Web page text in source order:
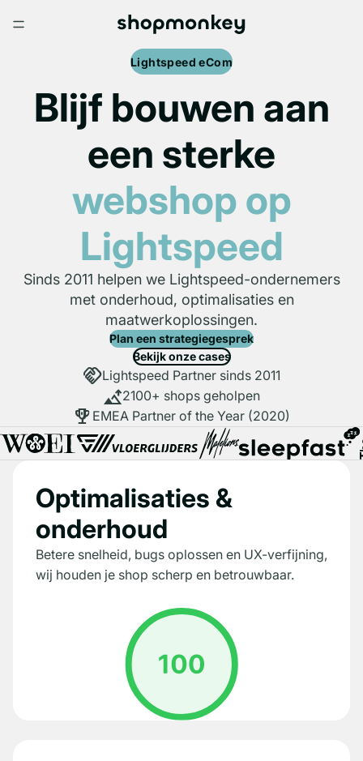
Lightspeed eCom
Blijf bouwen aan
een sterke
webshop op
Lightspeed
Sinds 2011 helpen we Lightspeed-ondernemers
met onderhoud, optimalisaties en
maatwerkoplossingen.
Plan een strategiegesprek
Bekijk onze cases
handshakeLightspeed Partner sinds 2011
altitude2100+ shops geholpen
rewarded_ads EMEA Partner of the Year (2020)
Optimalisaties &
onderhoud
Betere snelheid, bugs oplossen en UX-verfijning,
wij houden je shop scherp en betrouwbaar.